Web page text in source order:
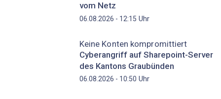
vom Netz
06.08.2026 - 12:15 Uhr
Keine Konten kompromittiert
Cyberangriff auf Sharepoint-Server
des Kantons Graubünden
06.08.2026 - 10:50 Uhr